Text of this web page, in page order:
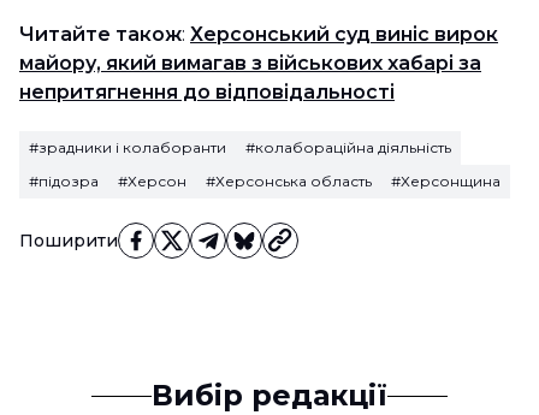
Поширити
Читайте також: Херсонський суд виніс вирок
майору, який вимагав з військових хабарі за
непритягнення до відповідальності
#зрадники і колаборанти
#колабораційна діяльність
#підозра
#Херсон #Херсонська область #Херсонщина
Вибір редакції